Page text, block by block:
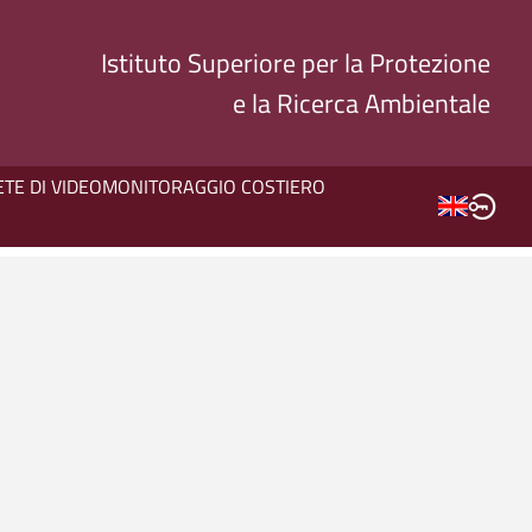
Istituto Superiore per la Protezione
e la Ricerca Ambientale
DI VIDEOMONITORAGGIO COSTIERO